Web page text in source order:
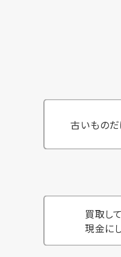
古いもの
買取し
現金に